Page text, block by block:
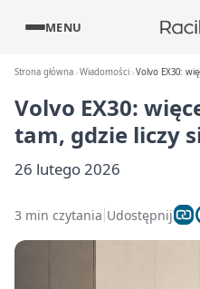
MENU
Strona główna Wiadomości Volvo EX30:
Volvo EX30:
tam, gdzie liczy
26 lutego 2026
3 min czytania Udostępnij